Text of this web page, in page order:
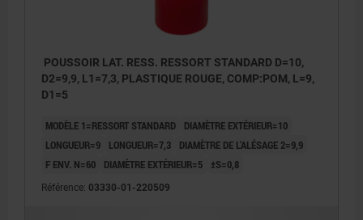
POUSSOIR LAT. RESS. RESSORT STANDARD D=10,
D2=9,9, L1=7,3, PLASTIQUE ROUGE, COMP:POM, L=9,
D1=5
MODÈLE 1=RESSORT STANDARD
DIAMÈTRE EXTÉRIEUR=10
LONGUEUR=9
LONGUEUR=7,3
DIAMÈTRE DE L'ALÉSAGE 2=9,9
F ENV. N=60
DIAMÈTRE EXTÉRIEUR=5 ±S=0,8
Référence: 03330-01-220509